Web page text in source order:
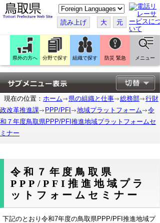
こ
の
ペ
ー
ジ
翻
訳
す
る
読み上げ 大 元
県外の方へ 分野で探す 組織で探す 防災 緊急 メニュー
現在の位置： ホーム 県の組織と仕事 総務部
行財
政改革推進課
PPP/PFI 地域プラットフォーム
令
和７年度鳥取県PPP/PFI推進地域プラットフォームセ
ミナー
令和７年度鳥取県
PPP/PFI推進地域プラ
ットフォームセミナー
下記のとおり令和7年度の鳥取県PPP/PFI推進地域プ